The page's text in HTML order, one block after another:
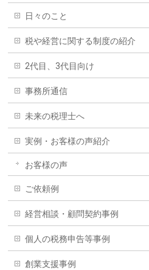
日々のこと
税や経営に関する制度の紹介
2代目、3代目向け
事務所通信
未来の税理士へ
実例・お客様の声紹介
お客様の声
ご依頼例
経営相談・顧問契約事例
個人の税務申告等事例
創業支援事例